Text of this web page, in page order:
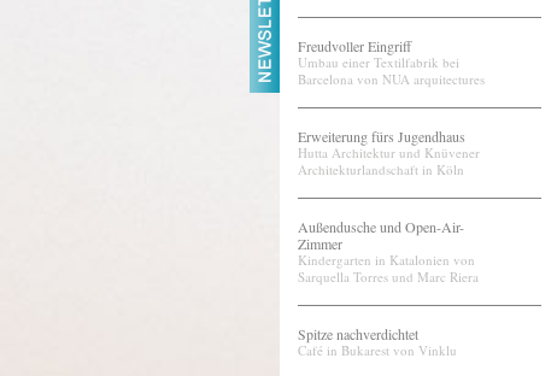
Freudvoller Eingriff
Umbau einer Textilfabrik bei
Barcelona von NUA arquitectures
Erweiterung fürs Jugendhaus
Hutta Architektur und Knüvener
Architekturlandschaft in Köln
Außendusche und Open-Air-
Zimmer
Kindergarten in Katalonien von
Sarquella Torres und Marc Riera
Spitze nachverdichtet
Café in Bukarest von Vinklu